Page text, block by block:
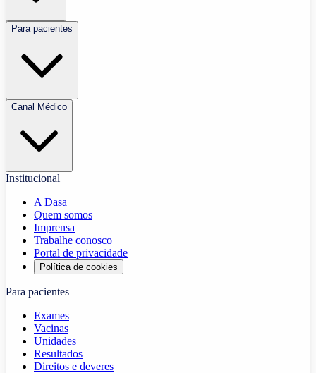
Para pacientes
Canal Médico
Institucional
A Dasa
Quem somos
Imprensa
Trabalhe conosco
Portal de privacidade
Política de cookies
Para pacientes
Exames
Vacinas
Unidades
Resultados
Direitos e deveres